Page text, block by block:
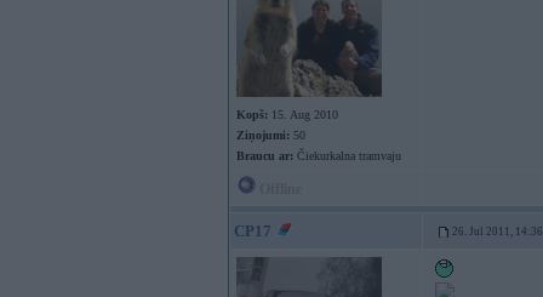
Kopš: 15. Aug 2010
Ziņojumi: 50
Braucu ar: Čiekurkalna tramvaju
CP17 26. Jul 2011, 14:36